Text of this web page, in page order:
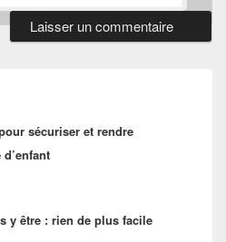
sécuriser et rendre
y être : rien de plus facile